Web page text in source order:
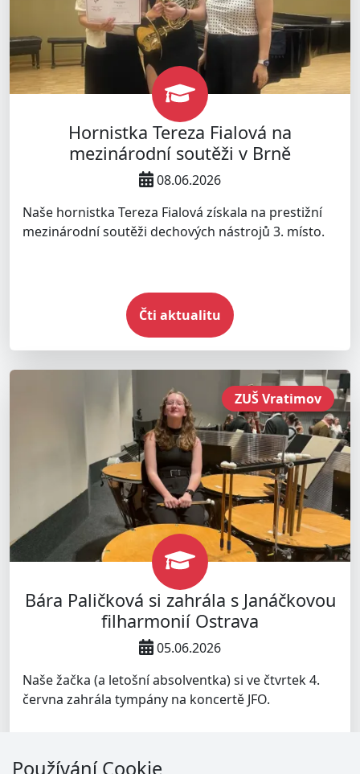
Hornistka Tereza Fialová na
mezinárodní soutěži v Brně
08.06.2026
Naše hornistka Tereza Fialová získala na prestižní
mezinárodní soutěži dechových nástrojů 3. místo.
Čti aktualitu
Bára Paličková si zahrála s Janáčkovou
filharmonií Ostrava
05.06.2026
Naše žačka (a letošní absolventka) si ve čtvrtek 4.
června zahrála tympány na koncertě JFO.
ZUŠ Vratimov
Používání Cookie